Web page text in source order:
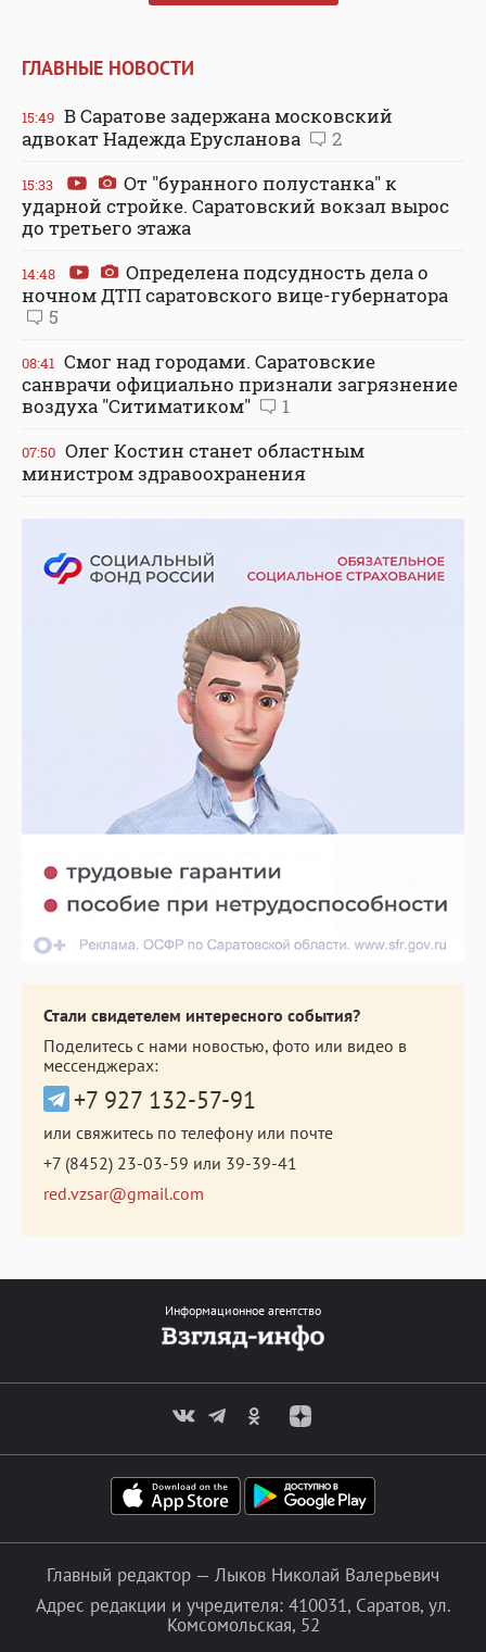
ГЛАВНЫЕ НОВОСТИ
15:49 В Саратове задержана московский
адвокат Надежда Ерусланова
2
15:33
От "буранного полустанка" к
ударной стройке. Саратовский вокзал вырос
до третьего этажа
14:48
Определена подсудность дела о
ночном ДТП саратовского вице-губернатора
5
08:41 Смог над городами. Саратовские
санврачи официально признали загрязнение
воздуха "Ситиматиком"
1
07:50 Олег Костин станет областным
министром здравоохранения
Стали свидетелем интересного события?
Поделитесь с нами новостью, фото или видео в
мессенджерах:
+7 927 132-57-91
или свяжитесь по телефону или почте
+7 (8452) 23-03-59 или 39-39-41
red.vzsar@gmail.com
Информационное агентство
Главный редактор — Лыков Николай Валерьевич
Адрес редакции и учредителя: 410031, Саратов, ул.
Комсомольская, 52